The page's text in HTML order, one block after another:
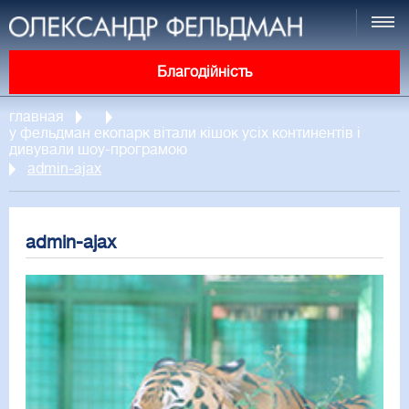
Благодійність
главная
у фельдман екопарк вітали кішок усіх континентів і
дивували шоу-програмою
admin-ajax
admin-ajax